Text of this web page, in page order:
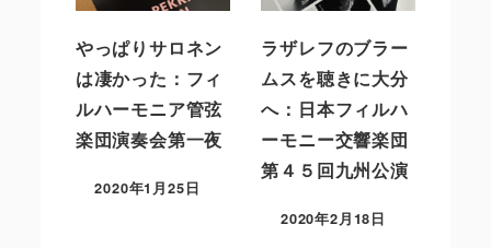
やっぱりサロネン
は凄かった：フィ
ルハーモニア管弦
楽団演奏会第一夜
2020年1月25日
ラザレフのブラー
ムスを聴きに大分
へ：日本フィルハ
ーモニー交響楽団
第４５回九州公演
2020年2月18日